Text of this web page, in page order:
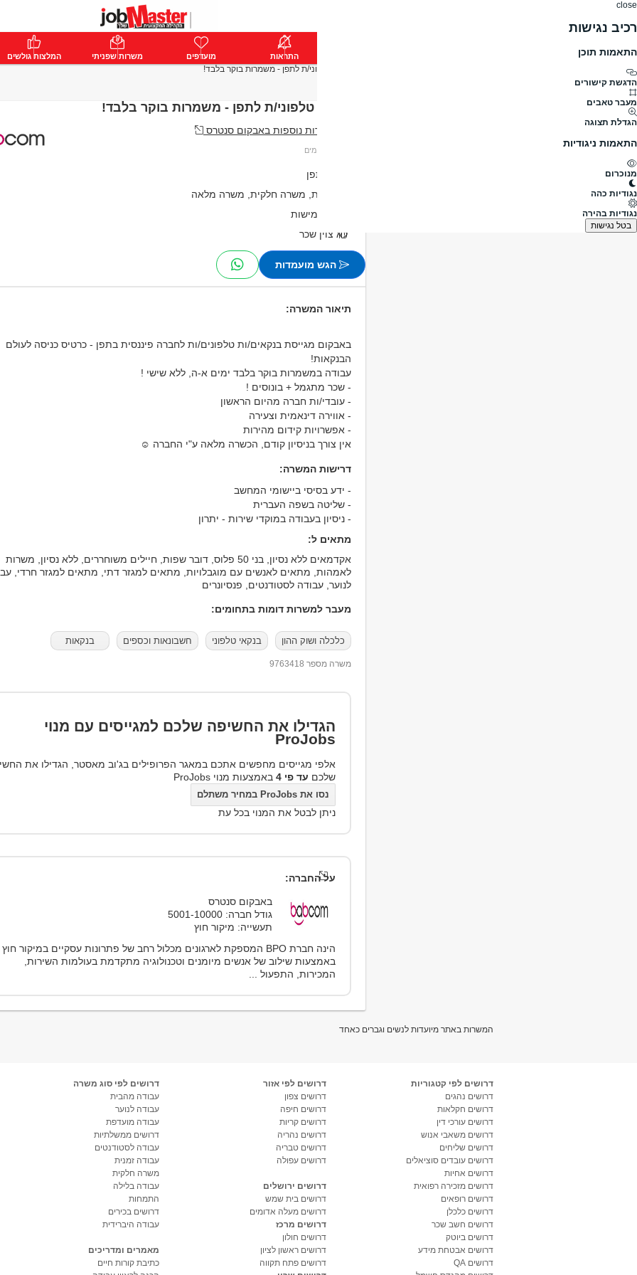
close
רכיב נגישות
התאמות תוכן
הדגשת קישורים
מעבר טאבים
הגדלת תצוגה
התאמות ניגודיות
מנוכרום
נגודיות כהה
נגודיות בהירה
בטל נגישות
פרימיום התחבר התראות מועדפים משרות שפניתי המלצות גולשים
בנקאי/ת טלפוני/ת לתפן - משמרות בוקר בלבד!
בנקאי/ת טלפוני/ת לתפן - משמרות בוקר בלבד!
מעבר למשרות נוספות באבקום סנטרס
מגדל תפן
משמרות, משרה חלקית, משרה מלאה
שעות גמישות
לא צוין שכר
הגש מועמדות
תיאור המשרה:
באבקום מגייסת בנקאים/ות טלפונים/ות לחברה פיננסית בתפן - כרטיס כניסה לעולם
הבנקאות!
עבודה במשמרות בוקר בלבד ימים א-ה, ללא שישי !
- שכר מתגמל + בונוסים !
- עובדי/ות חברה מהיום הראשון
- אווירה דינאמית וצעירה
- אפשרויות קידום מהירות
אין צורך בניסיון קודם, הכשרה מלאה ע"י החברה ☺
דרישות המשרה:
- ניסיון בעבודה במוקדי שירות - יתרון
מתאים ל:
אקדמאים ללא נסיון, בני 50 פלוס, דובר שפות, חיילים משוחררים, ללא נסיון, משרות
לאמהות, מתאים לאנשים עם מוגבלויות, מתאים למגזר דתי, מתאים למגזר חרדי,
לנוער, עבודה לסטודנטים, פנסיונרים
מעבר למשרות דומות בתחומים:
כלכלה ושוק ההון בנקאי טלפוני חשבונאות וכספים בנקאות
משרה מספר 9763418
הגדילו את החשיפה שלכם למגייסים עם מנוי
ProJobs
אלפי מגייסים מחפשים אתכם במאגר הפרופילים בג'וב מאסטר, הגדילו את
שלכם עד פי 4 באמצעות מנוי ProJobs
נסו את ProJobs במחיר משתלם
ניתן לבטל את המנוי בכל עת
על החברה:
באבקום סנטרס
גודל חברה: 5001-10000
תעשייה: מיקור חוץ
הינה חברת BPO המספקת לארגונים מכלול רחב של פתרונות עסקיים במיקור חוץ
באמצעות שילוב של אנשים מיומנים וטכנולוגיה מתקדמת בעולמות השירות,
המכירות, התפעול ...
המשרות באתר מיועדות לנשים וגברים כאחד
דרושים לפי קטגוריות
דרושים נהגים
דרושים חקלאות
דרושים עורכי דין
דרושים משאבי אנוש
דרושים שליחים
דרושים עובדים סוציאלים
דרושים אחיות
דרושים מזכירה רפואית
דרושים רופאים
דרושים כלכלן
דרושים חשב שכר
דרושים ביוטק
דרושים אבטחת מידע
דרושים QA
דרושים לפי אזור
דרושים צפון
דרושים חיפה
דרושים קריות
דרושים נהריה
דרושים טבריה
דרושים עפולה
דרושים ירושלים
דרושים בית שמש
דרושים מעלה אדומים
דרושים מרכז
דרושים חולון
דרושים ראשון לציון
דרושים פתח תקווה
דרושים לפי סוג משרה
עבודה מהבית
עבודה לנוער
עבודה מועדפת
דרושים ממשלתיות
עבודה לסטודנטים
עבודה זמנית
משרה חלקית
עבודה בלילה
התמחות
דרושים בכירים
עבודה היברידית
מאמרים ומדריכים
כתיבת קורות חיים